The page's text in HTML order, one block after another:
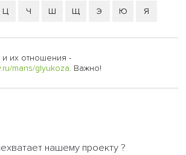
Ц Ч Ш Щ Э Ю Я
их отношения -
mans/glyukoza. Важно!
нашему проекту ?